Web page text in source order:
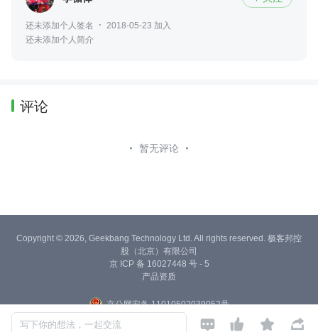
还未添加个人签名
2018-05-23 加入
还未添加个人简介
评论
暂无评论
写下你的想法，一起交流    
Copyright © 2026, Geekbang Technology Ltd. All rights reserved. 极客邦控
股（北京）有限公司
京 ICP 备 16027448 号 - 5
产品资质
京公网安备 11010502039052号